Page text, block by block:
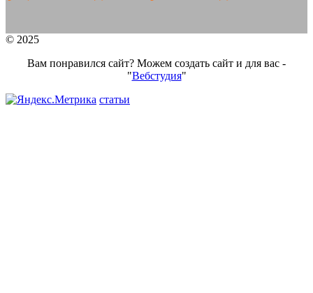
© 2025
Вам понравился сайт? Можем создать сайт и для вас -
"Вебстудия"
статьи